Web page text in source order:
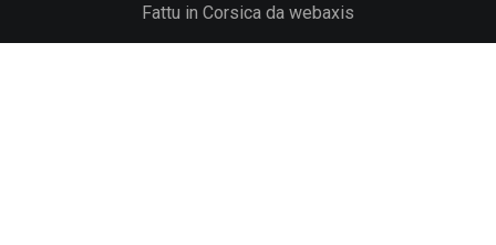
Fattu in Corsica da webaxis